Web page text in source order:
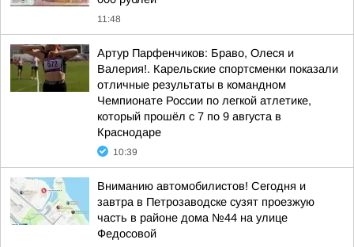
11:48
Артур Парфенчиков: Браво, Олеся и
Валерия!. Карельские спортсменки показали
отличные результаты в командном
Чемпионате России по легкой атлетике,
который прошёл с 7 по 9 августа в
Краснодаре
10:39
Вниманию автомобилистов! Сегодня и
завтра в Петрозаводске сузят проезжую
часть в районе дома №44 на улице
Федосовой